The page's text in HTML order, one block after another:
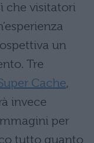
che visitatori
un
Tre
Cache,
invece
per
tutto quanto